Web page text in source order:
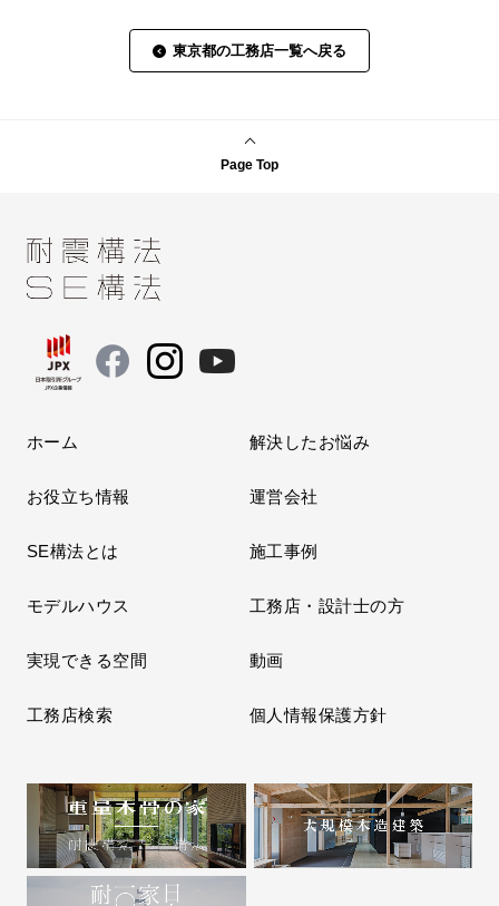
東京都の工務店一覧へ戻る
Page Top
ホーム 解決したお悩み
お役立ち情報 運営会社
SE構法とは 施工事例
モデルハウス 工務店・設計士の方
実現できる空間 動画
工務店検索 個人情報保護方針